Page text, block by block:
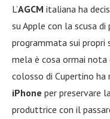
L’AGCM italiana ha
su Apple con la scusa
programmata sui propri
mela è cosa ormai
colosso di Cupertino
iPhone per preservare
produttrice con il